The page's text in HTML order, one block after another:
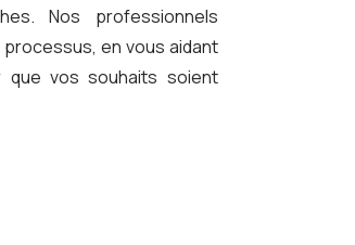
Nos professionnels
en vous aidant
que vos souhaits soient